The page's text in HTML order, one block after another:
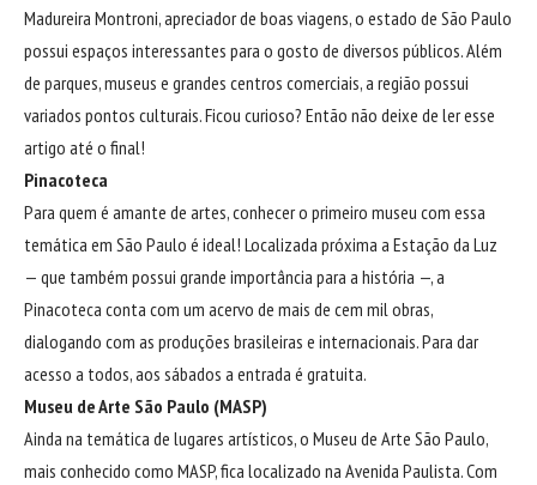
Madureira Montroni, apreciador de boas viagens, o estado de São Paulo
possui espaços interessantes para o gosto de diversos públicos. Além
de parques, museus e grandes centros comerciais, a região possui
variados pontos culturais. Ficou curioso? Então não deixe de ler esse
artigo até o final!
Pinacoteca
Para quem é amante de artes, conhecer o primeiro museu com essa
temática em São Paulo é ideal! Localizada próxima a Estação da Luz
— que também possui grande importância para a história —, a
Pinacoteca conta com um acervo de mais de cem mil obras,
dialogando com as produções brasileiras e internacionais. Para dar
acesso a todos, aos sábados a entrada é gratuita.
Museu de Arte São Paulo (MASP)
Ainda na temática de lugares artísticos, o Museu de Arte São Paulo,
mais conhecido como MASP, fica localizado na Avenida Paulista. Com